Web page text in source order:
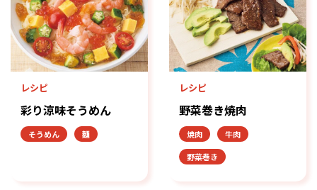
レシピ
彩り涼味そうめん
そうめん 麺
レシピ
野菜巻き焼肉
焼肉
牛肉
野菜巻き